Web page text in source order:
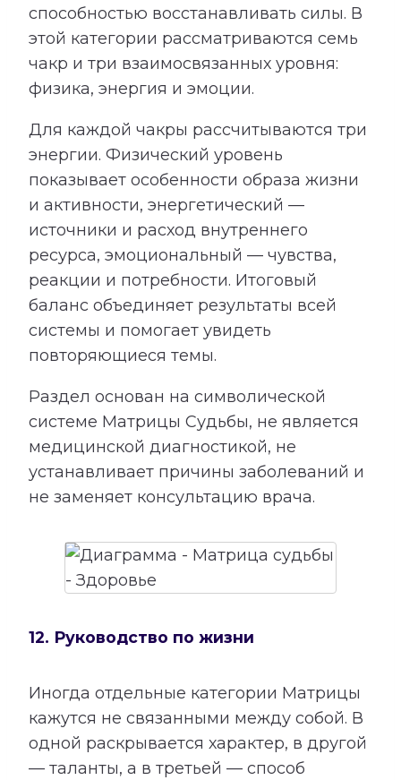
способностью восстанавливать силы. В
этой категории рассматриваются семь
чакр и три взаимосвязанных уровня:
физика, энергия и эмоции.
Для каждой чакры рассчитываются три
энергии. Физический уровень
показывает особенности образа жизни
и активности, энергетический —
источники и расход внутреннего
ресурса, эмоциональный — чувства,
реакции и потребности. Итоговый
баланс объединяет результаты всей
системы и помогает увидеть
повторяющиеся темы.
Раздел основан на символической
системе Матрицы Судьбы, не является
медицинской диагностикой, не
устанавливает причины заболеваний и
не заменяет консультацию врача.
12. Руководство по жизни
Иногда отдельные категории Матрицы
кажутся не связанными между собой. В
одной раскрывается характер, в другой
— таланты, а в третьей — способ